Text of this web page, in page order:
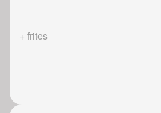
+ frites